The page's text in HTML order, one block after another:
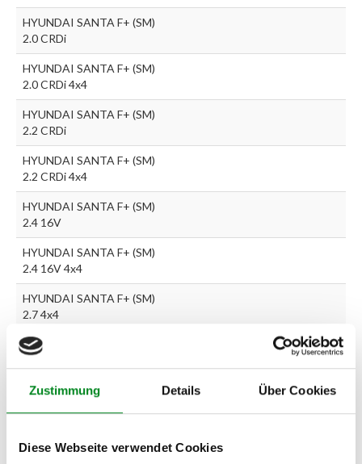
Zustimmung Details Über Cookies
Diese Webseite verwendet Cookies
HYUNDAI SANTA F+ (SM)
2.0 CRDi
HYUNDAI SANTA F+ (SM)
2.0 CRDi 4x4
HYUNDAI SANTA F+ (SM)
2.2 CRDi
HYUNDAI SANTA F+ (SM)
2.2 CRDi 4x4
HYUNDAI SANTA F+ (SM)
2.4 16V
HYUNDAI SANTA F+ (SM)
2.4 16V 4x4
HYUNDAI SANTA F+ (SM)
2.7 4x4
HYUNDAI SANTA F+ (SM)
2.7 V6 4x4
Zur exakten Fahrzeug-Identifizierung können Sie auch unseren
Wir benötigen folgende Fahrzeugdaten:Schlüsselnummer